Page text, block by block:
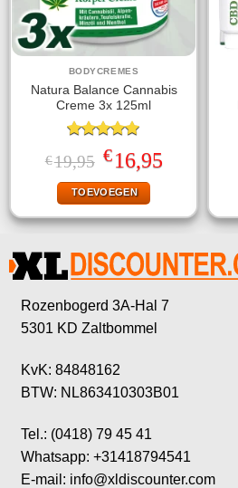
BODYCREMES
Natura Balance Cannabis
Creme 3x 125ml
Gewaardeerd
5.00uit 5
€19,95 Oorspronkelijke
prijs
was:
€19,95.
€16,95Huidige
prijs
TOEVOEGEN
Rozenbogerd 3A-Hal 7
5301 KD Zaltbommel
KvK: 84848162
BTW: NL863410303B01
Tel.: (0418) 79 45 41
Whatsapp: +31418794541
E-mail: info@xldiscounter.com